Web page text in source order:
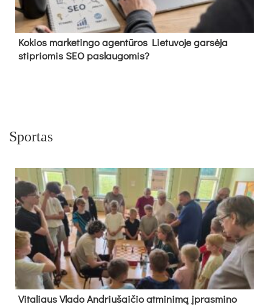
Kokios marketingo agentūros Lietuvoje garsėja
stipriomis SEO paslaugomis?
Sportas
Vi­ta­liaus Vla­do And­riu­šai­čio at­mi­ni­mą įpras­mi­no